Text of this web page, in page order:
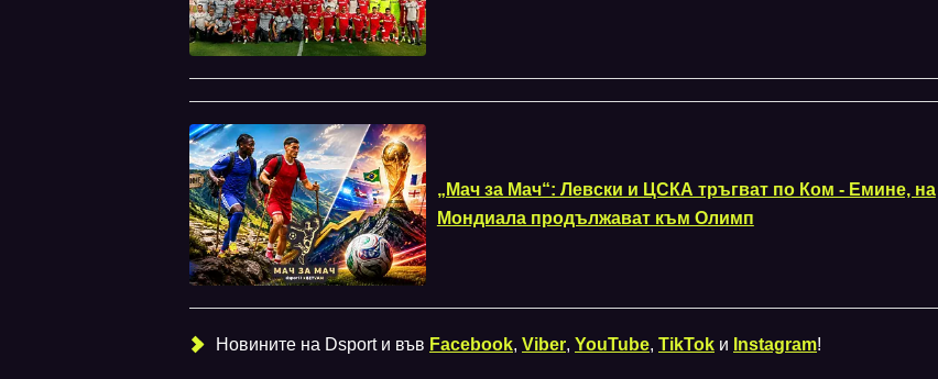
„Мач за Мач“: Левски и ЦСКА тръгват по Ком - Емине, на
Мондиала продължават към Олимп
Новините на Dsport и във Facebook, Viber, YouTube, TikTok и Instagram!